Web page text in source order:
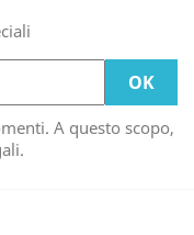
A questo scopo,